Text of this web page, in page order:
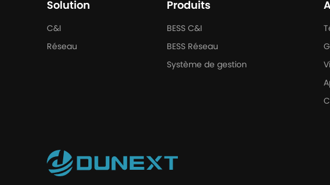
Solution
C&I
Réseau
Produits
BESS C&I
BESS Réseau
Système de gestion